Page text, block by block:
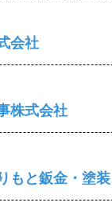
会社
株式会社
もと鈑金・塗装